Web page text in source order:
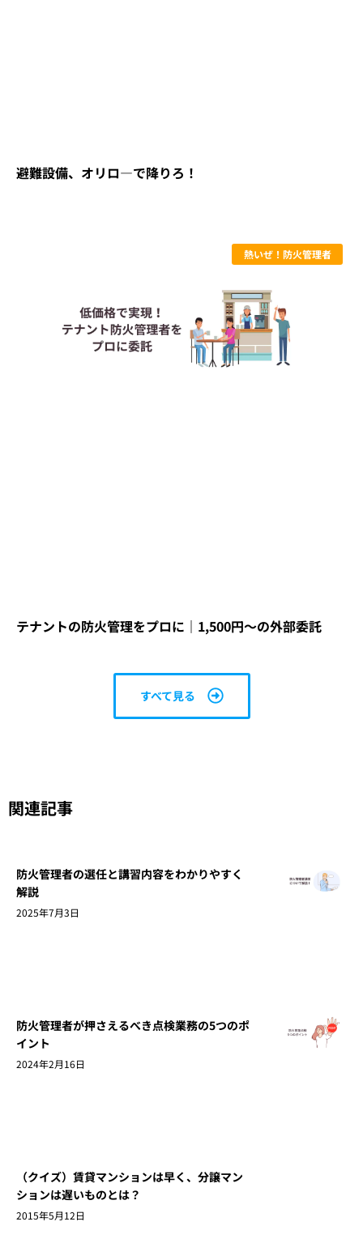
避難設備、オリロ―で降りろ！
熱いぜ！防火管理者
テナントの防火管理をプロに｜1,500円～の外部委託
すべて見る
関連記事
防火管理者の選任と講習内容をわかりやすく
解説
2025年7月3日
防火管理者が押さえるべき点検業務の5つのポ
イント
2024年2月16日
（クイズ）賃貸マンションは早く、分譲マン
ションは遅いものとは？
2015年5月12日